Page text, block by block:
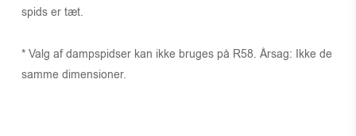
spids er tæt.
* Valg af dampspidser kan ikke bruges på R58. Årsag: Ikke de
samme dimensioner.